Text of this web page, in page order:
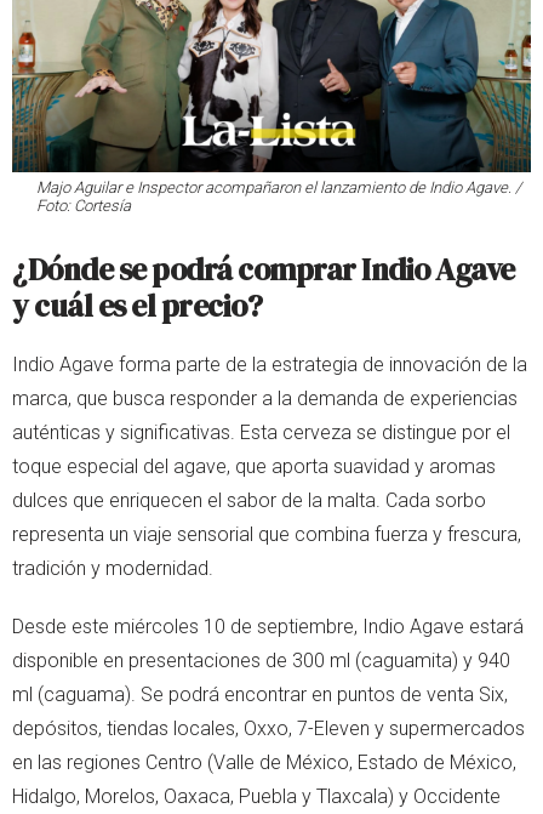
Majo Aguilar e Inspector acompañaron el lanzamiento de Indio Agave. /
Foto: Cortesía
¿Dónde se podrá comprar Indio Agave
y cuál es el precio?
Indio Agave forma parte de la estrategia de innovación de la
marca, que busca responder a la demanda de experiencias
auténticas y significativas. Esta cerveza se distingue por el
toque especial del agave, que aporta suavidad y aromas
dulces que enriquecen el sabor de la malta. Cada sorbo
representa un viaje sensorial que combina fuerza y frescura,
tradición y modernidad.
Desde este miércoles 10 de septiembre, Indio Agave estará
disponible en presentaciones de 300 ml (caguamita) y 940
ml (caguama). Se podrá encontrar en puntos de venta Six,
depósitos, tiendas locales, Oxxo, 7-Eleven y supermercados
en las regiones Centro (Valle de México, Estado de México,
Hidalgo, Morelos, Oaxaca, Puebla y Tlaxcala) y Occidente